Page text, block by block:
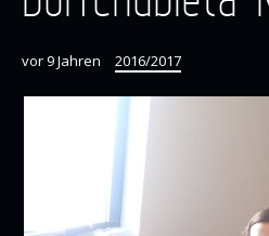
vor 9 Jahren 2016/2017